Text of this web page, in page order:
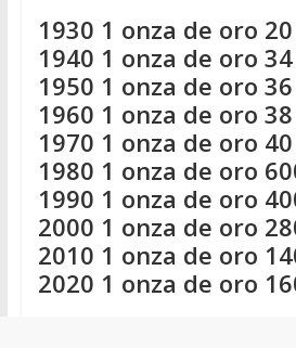
1930 1 onza de oro
1940 1 onza de oro
1950 1 onza de oro
1960 1 onza de oro
1970 1 onza de oro
1980 1 onza de oro
1990 1 onza de oro
2000 1 onza de oro
2010 1 onza de oro
2020 1 onza de oro